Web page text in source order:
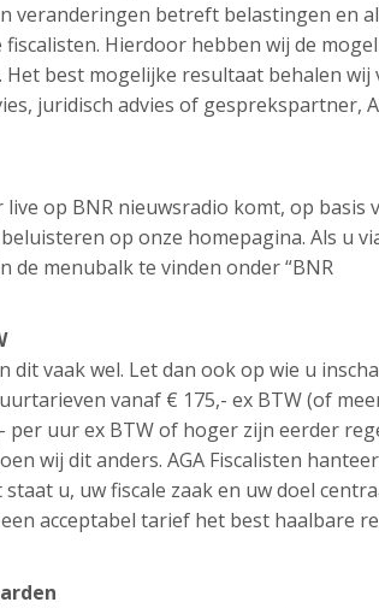
veranderingen betreft belastingen en
Hierdoor hebben wij de
best mogelijke resultaat behalen wij
juridisch advies of gesprekspartner,
op BNR nieuwsradio komt, op basis
op onze homepagina. Als u
de menubalk te vinden onder “BNR
dit vaak wel. Let dan ook op wie u
vanaf € 175,- ex BTW (of
uur ex BTW of hoger zijn eerder
wij dit anders. AGA Fiscalisten
u, uw fiscale zaak en uw doel
acceptabel tarief het best haalbare